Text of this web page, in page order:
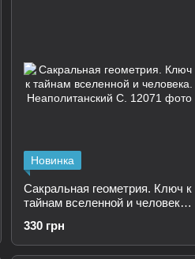
Новинка
Сакральная геометрия. Ключ к
тайнам вселенной и человека.
330 грн